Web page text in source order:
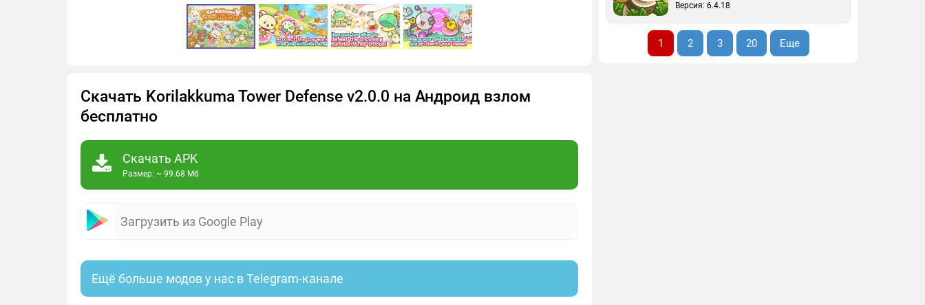
Скачать Korilakkuma Tower Defense v2.0.0 на Андроид взлом
бесплатно
Скачать APK
Размер: ~ 99.68 Мб
Загрузить из Google Play
Ещё больше модов у нас в Telegram-канале
Версия: 6.4.18
1 2 3 20 Еще